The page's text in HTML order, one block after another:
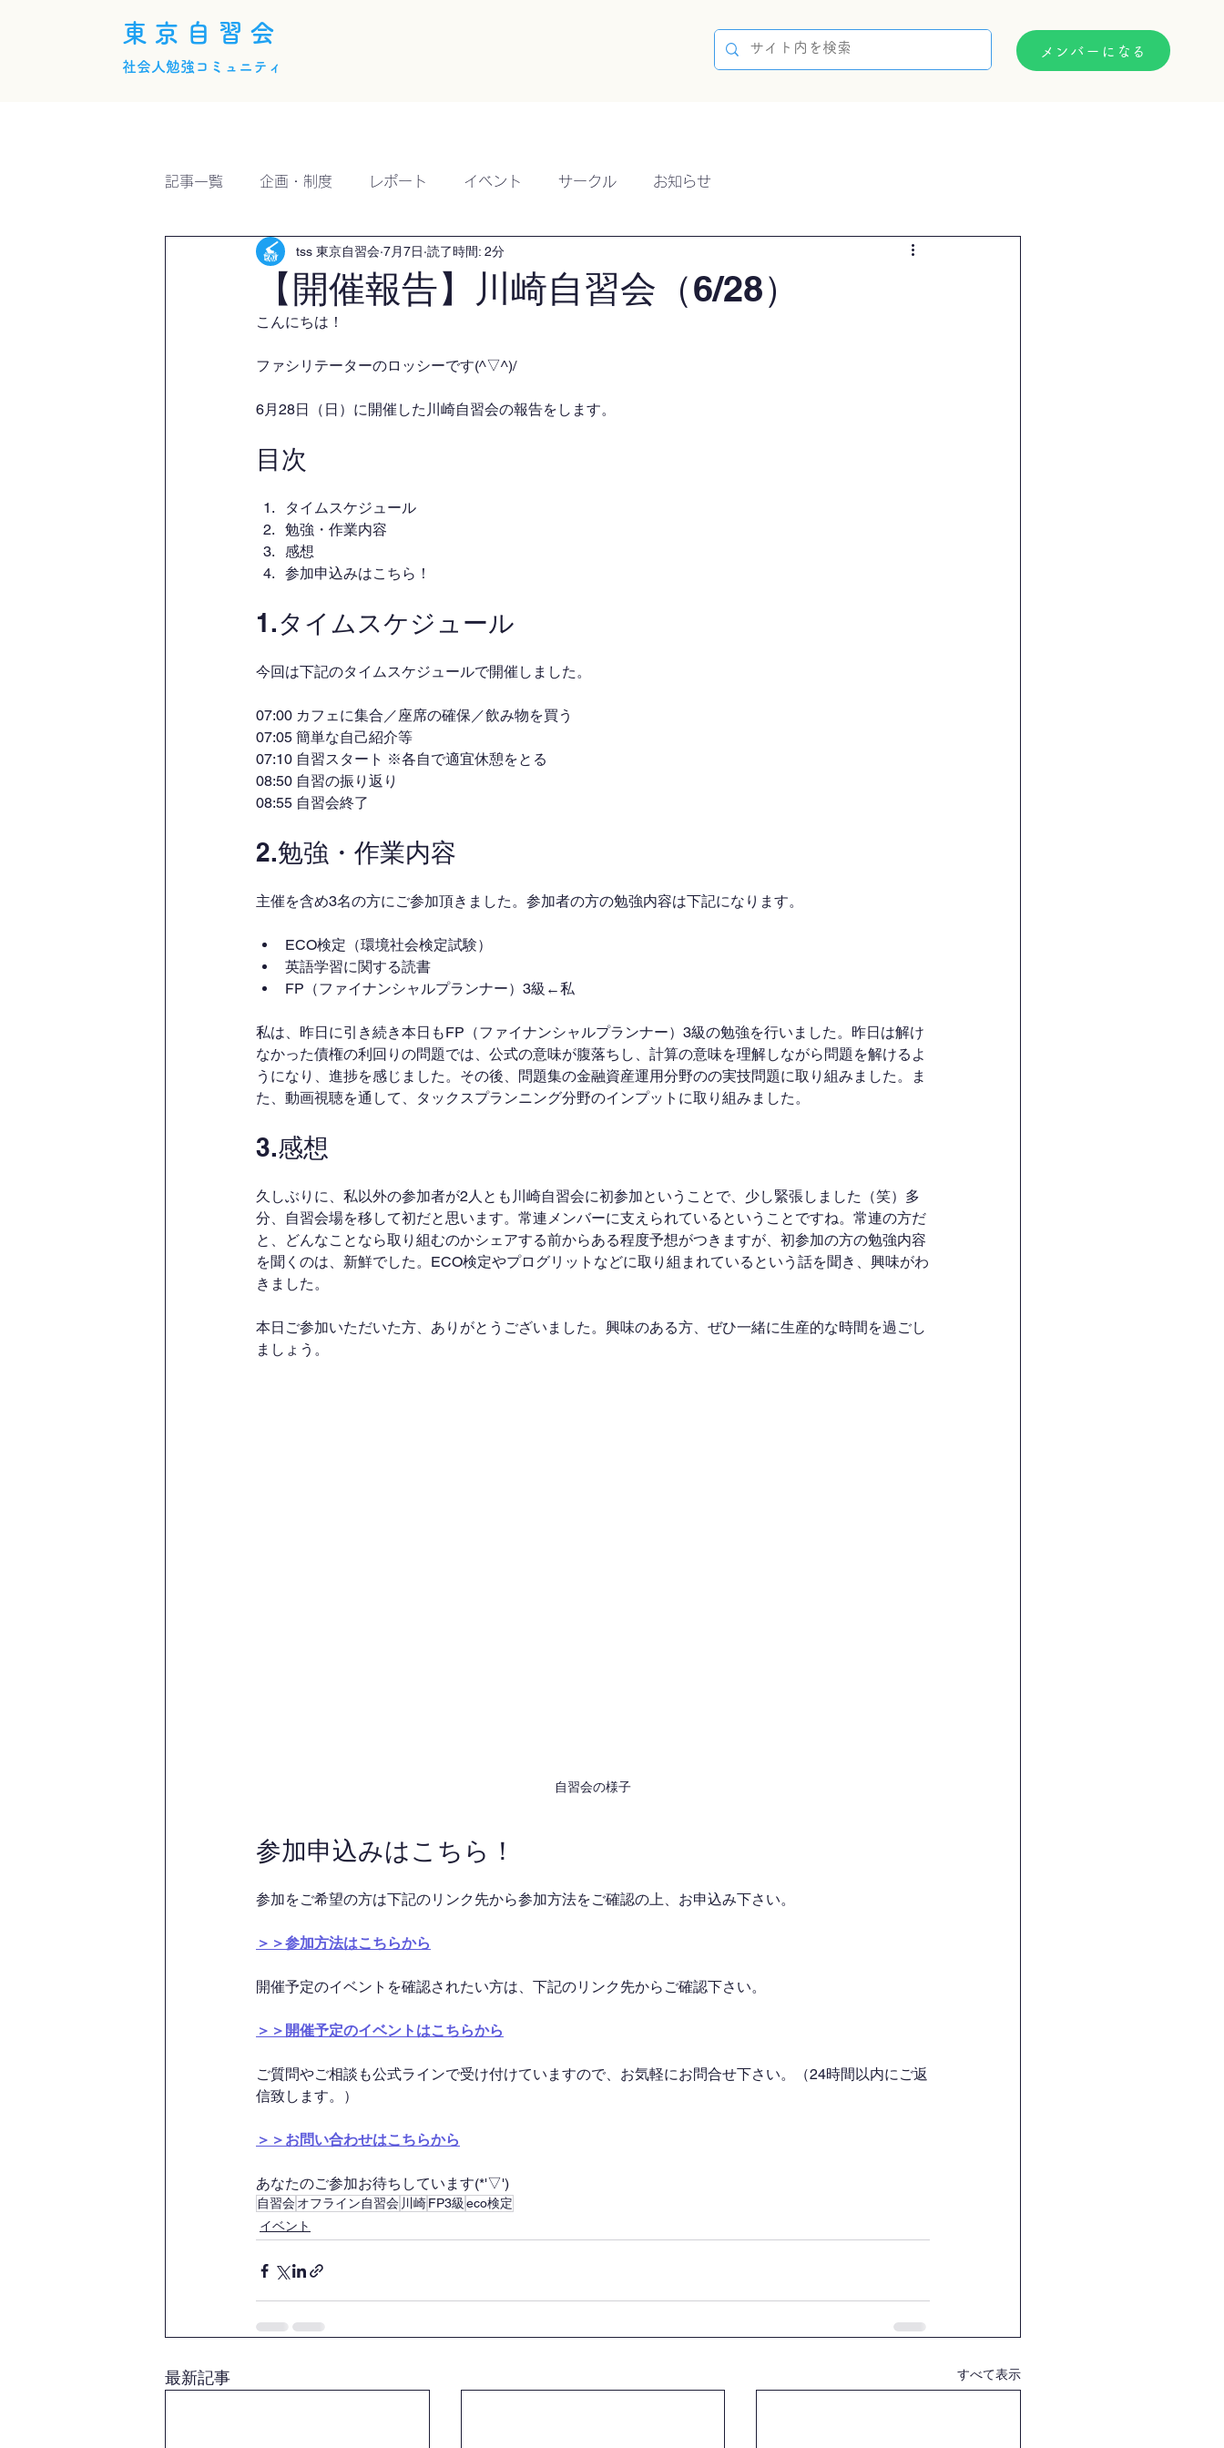
東京自習会
社会人勉強コミュニティ
メンバーになる
記事一覧 企画・制度 レポート イベント サークル お知らせ
【開催報告】川崎自習会（6/28）
tss 東京自習会 7月7日 読了時間: 2分
こんにちは！
ファシリテーターのロッシーです(^▽^)/
6月28日（日）に開催した川崎自習会の報告をします。
目次
タイムスケジュール
勉強・作業内容
感想
参加申込みはこちら！
1.タイムスケジュール
今回は下記のタイムスケジュールで開催しました。
07:00 カフェに集合／座席の確保／飲み物を買う
07:05 簡単な自己紹介等
07:10 自習スタート ※各自で適宜休憩をとる
08:50 自習の振り返り
08:55 自習会終了
2.勉強・作業内容
主催を含め3名の方にご参加頂きました。参加者の方の勉強内容は下記になります。
ECO検定（環境社会検定試験）
英語学習に関する読書
FP（ファイナンシャルプランナー）3級←私
私は、昨日に引き続き本日もFP（ファイナンシャルプランナー）3級の勉強を行いました。昨日は解け
なかった債権の利回りの問題では、公式の意味が腹落ちし、計算の意味を理解しながら問題を解けるよ
うになり、進捗を感じました。その後、問題集の金融資産運用分野のの実技問題に取り組みました。ま
た、動画視聴を通して、タックスプランニング分野のインプットに取り組みました。
3.感想
久しぶりに、私以外の参加者が2人とも川崎自習会に初参加ということで、少し緊張しました（笑）多
分、自習会場を移して初だと思います。常連メンバーに支えられているということですね。常連の方だ
と、どんなことなら取り組むのかシェアする前からある程度予想がつきますが、初参加の方の勉強内容
を聞くのは、新鮮でした。ECO検定やプログリットなどに取り組まれているという話を聞き、興味がわ
きました。
本日ご参加いただいた方、ありがとうございました。興味のある方、ぜひ一緒に生産的な時間を過ごし
ましょう。
自習会の様子
参加申込みはこちら！
参加をご希望の方は下記のリンク先から参加方法をご確認の上、お申込み下さい。
＞＞参加方法はこちらから
開催予定のイベントを確認されたい方は、下記のリンク先からご確認下さい。
＞＞開催予定のイベントはこちらから
ご質問やご相談も公式ラインで受け付けていますので、お気軽にお問合せ下さい。（24時間以内にご返
信致します。）
＞＞お問い合わせはこちらから
あなたのご参加お待ちしています(*'▽')
自習会オフライン自習会 川崎FP3級 eco検定
イベント
最新記事 すべて表示